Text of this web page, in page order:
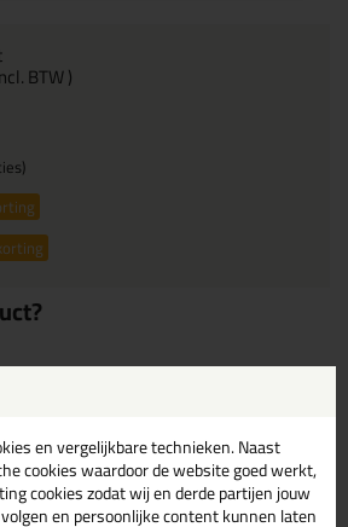
BTW )
en flexibiliteit
en vergelijkbare technieken. Naast
cookies waardoor de website goed werkt,
cookies zodat wij en derde partijen jouw
en persoonlijke content kunnen laten